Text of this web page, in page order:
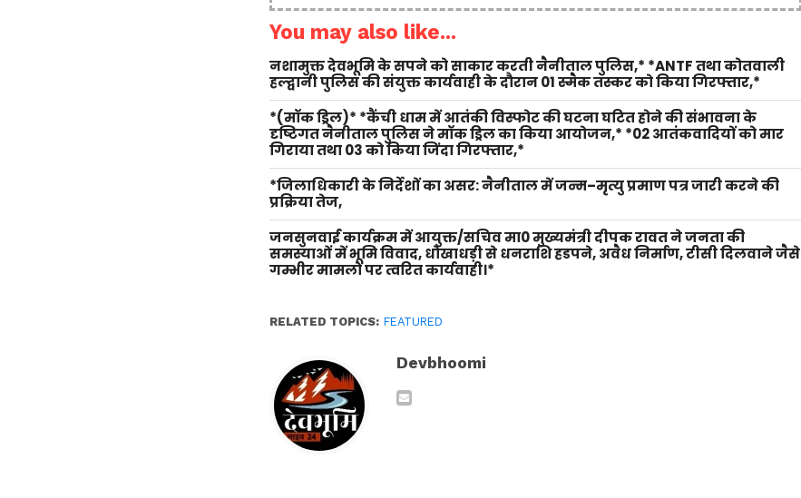
You may also like...
नशामुक्त देवभूमि के सपने को साकार करती नैनीताल पुलिस,* *ANTF तथा कोतवाली
हल्द्वानी पुलिस की संयुक्त कार्यवाही के दौरान 01 स्मैक तस्कर को किया गिरफ्तार,*
*(मॉक ड्रिल)* *कैंची धाम में आतंकी विस्फोट की घटना घटित होने की संभावना के
दृष्टिगत नैनीताल पुलिस ने मॉक ड्रिल का किया आयोजन,* *02 आतंकवादियों को मार
गिराया तथा 03 को किया जिंदा गिरफ्तार,*
*जिलाधिकारी के निर्देशों का असर: नैनीताल में जन्म–मृत्यु प्रमाण पत्र जारी करने की
प्रक्रिया तेज,
जनसुनवाई कार्यक्रम में आयुक्त/सचिव मा0 मुख्यमंत्री दीपक रावत ने जनता की
समस्याओं में भूमि विवाद, धोखाधड़ी से धनराशि हडपने, अवैध निर्माण, टीसी दिलवाने जैसे
गम्भीर मामलों पर त्वरित कार्यवाही।*
RELATED TOPICS: FEATURED
Devbhoomi